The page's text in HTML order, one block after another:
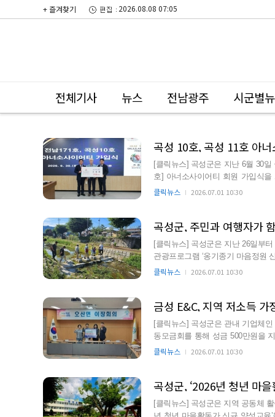
+ 즐겨찾기 2026.08.08 07:05
전체기사 뉴스 전남광주 시군별
곡성 10호, 곡성 11호 아
[클릭뉴스] 곡성군은 지난 6월 30
호] 아너소사이어티 회원 가입식을 개최했다고 밝혔다. 아너
운영하는 고액…
클릭뉴스 2026.07.01 10:30
곡성군, 주민과 여행자가
[클릭뉴스] 곡성군은 지난 26일부
관광프로그램 ‘옹기종기 마음정원 산책-
기차마을이나 도림사 …
클릭뉴스 2026.07.01 10:30
금성 E&C, 지역 저소득
[클릭뉴스] 곡성군은 관내 기업체
동모금회를 통해 성금 500만원을 지정기탁했다고 밝혔다.
겪고 있는 지역 내 저…
클릭뉴스 2026.07.01 10:30
곡성군, ‘2026년 청년 마
[클릭뉴스] 곡성군은 지역 공동체